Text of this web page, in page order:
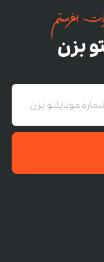
بفرستم
بزن